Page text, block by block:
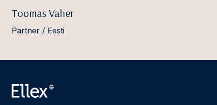
Toomas Vaher
Partner / Eesti